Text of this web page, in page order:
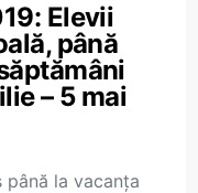
Elevii
până
– 5 mai
până la vacanța